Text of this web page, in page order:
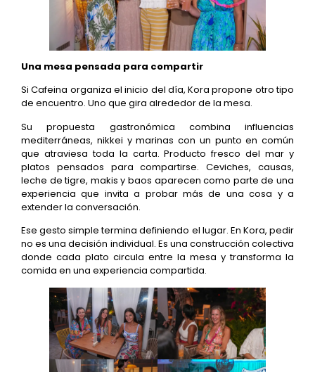
Una mesa pensada para compartir
Si Cafeina organiza el inicio del día, Kora propone otro tipo
de encuentro. Uno que gira alrededor de la mesa.
Su propuesta gastronómica combina influencias
mediterráneas, nikkei y marinas con un punto en común
que atraviesa toda la carta. Producto fresco del mar y
platos pensados para compartirse. Ceviches, causas,
leche de tigre, makis y baos aparecen como parte de una
experiencia que invita a probar más de una cosa y a
extender la conversación.
Ese gesto simple termina definiendo el lugar. En Kora, pedir
no es una decisión individual. Es una construcción colectiva
donde cada plato circula entre la mesa y transforma la
comida en una experiencia compartida.